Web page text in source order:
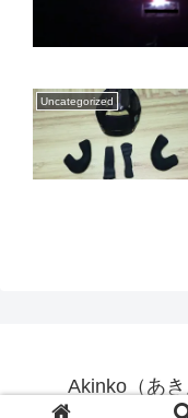
Uncategorized
Akinko（あ